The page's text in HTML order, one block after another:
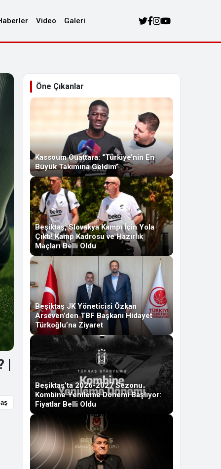
Video Galeri
|
Öne Çıkanlar
Kassoum Ouattara: “Türkiye’nin En
Büyük Takımına Geldim”
Beşiktaş, Slovakya Kampı İçin Yola
Çıktı! Kamp Kadrosu ve Hazırlık
Maçları Belli Oldu
Beşiktaş JK Yöneticisi Özkan
Arseven’den TBF Başkanı Hidayet
Türkoğlu’na Ziyaret
Beşiktaş’ta 2026-2027 Sezonu
Kombine Yenileme Dönemi Başlıyor:
Fiyatlar Belli Oldu